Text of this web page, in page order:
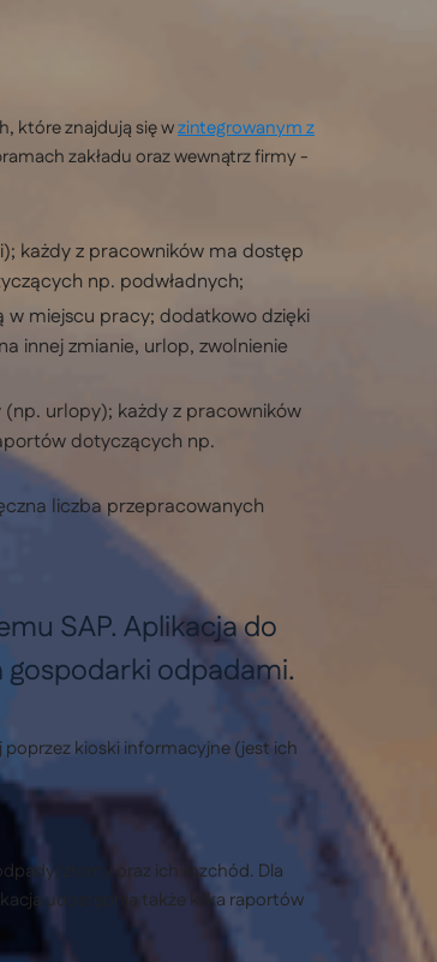
które znajdują się wzintegrowanym z
zakładu oraz wewnątrz firmy -
każdy z pracowników ma dostęp
np. podwładnych;
miejscu pracy; dodatkowo dzięki
innej zmianie, urlop, zwolnienie
urlopy); każdy z pracowników
dotyczących np.
liczba przepracowanych
SAP. Aplikacja do
odpadami.
kioski informacyjne (jest ich
złomy oraz ich rozchód. Dla
udostępnia także kilka raportów